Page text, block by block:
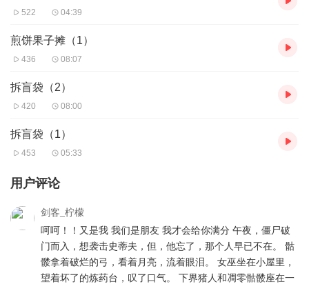
522 04:39
煎饼果子摊（1）
436 08:07
拆盲袋（2）
420 08:00
拆盲袋（1）
453 05:33
用户评论
剑客_柠檬
呵呵！！又是我 我们是朋友 我才会给你满分 午夜，僵尸破
门而入，想袭击史蒂夫，但，他忘了，那个人早已不在。 骷
髅拿着破烂的弓，看着月亮，流着眼泪。 女巫坐在小屋里，
望着坏了的炼药台，叹了口气。 下界猪人和凋零骷髅座在一